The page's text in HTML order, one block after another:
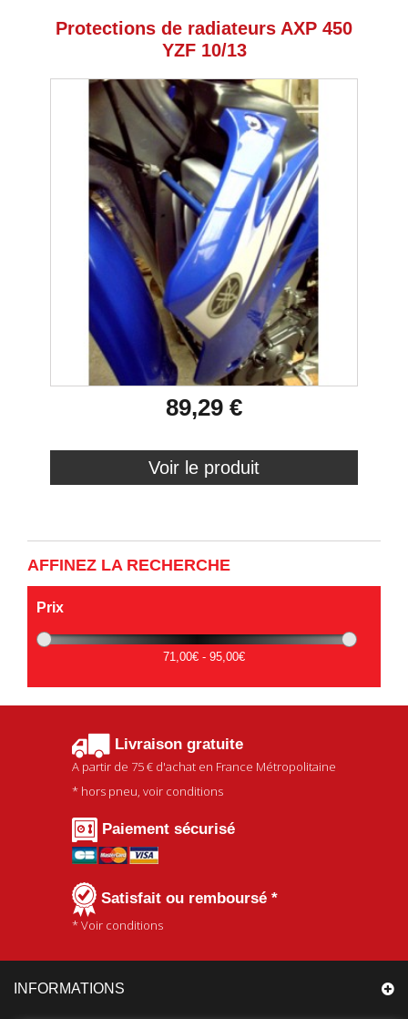
Protections de radiateurs AXP 450
YZF 10/13
89,29 €
Voir le produit
AFFINEZ LA RECHERCHE
Prix
71,00€ - 95,00€
Livraison gratuite
A partir de 75 € d'achat en France Métropolitaine
* hors pneu, voir conditions
Paiement sécurisé
Satisfait ou remboursé *
* Voir conditions
INFORMATIONS